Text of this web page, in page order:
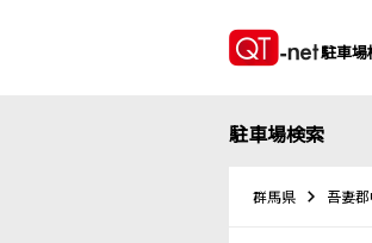
駐車場
駐車場検索
群馬県 吾妻